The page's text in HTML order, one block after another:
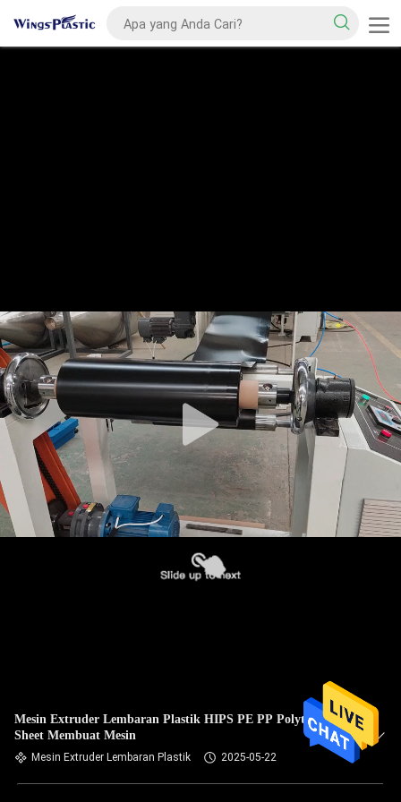
Mesin Extruder Lembaran Plastik HIPS PE PP Polythene
Sheet Membuat Mesin
Mesin Extruder Lembaran Plastik 2025-05-22